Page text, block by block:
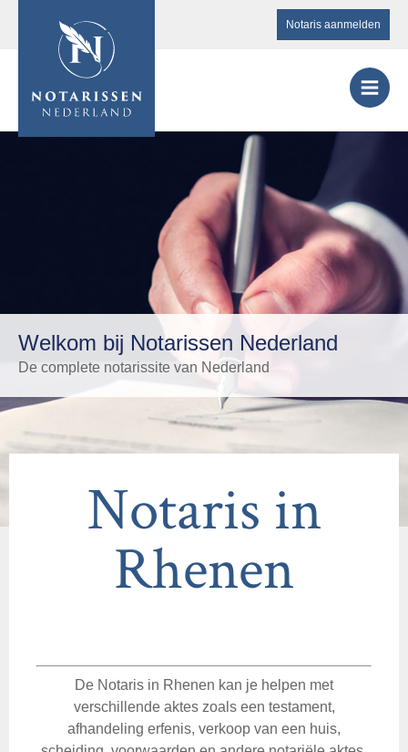
Notaris aanmelden
Welkom bij Notarissen Nederland
De complete notarissite van Nederland
Notaris in
Rhenen
De Notaris in Rhenen kan je helpen met
verschillende aktes zoals een testament,
afhandeling erfenis, verkoop van een huis,